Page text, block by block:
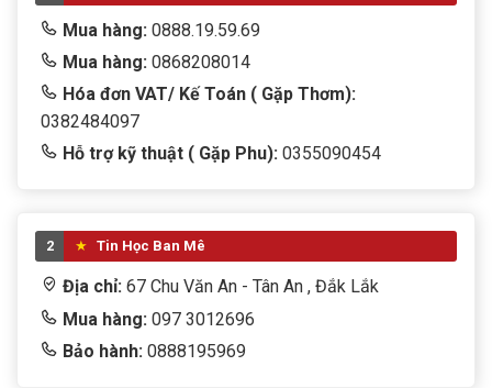
Mua hàng: 0888.19.59.69
Mua hàng: 0868208014
Hóa đơn VAT/ Kế Toán ( Gặp Thơm):
0382484097
Hỗ trợ kỹ thuật ( Gặp Phu): 0355090454
2 Tin Học Ban Mê
Địa chỉ: 67 Chu Văn An - Tân An , Đắk Lắk
Mua hàng: 097 3012696
Bảo hành: 0888195969